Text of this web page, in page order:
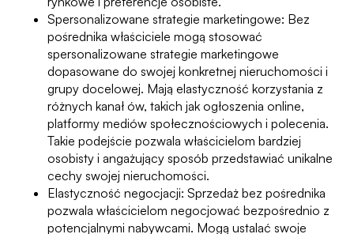
Spersonalizowane strategie marketingowe: Bez
pośrednika właściciele mogą stosować
spersonalizowane strategie marketingowe
dopasowane do swojej konkretnej nieruchomości i
grupy docelowej. Mają elastyczność korzystania z
różnych kanał ów, takich jak ogłoszenia online,
platformy mediów społecznościowych i polecenia.
Takie podejście pozwala właścicielom bardziej
osobisty i angażujący sposób przedstawiać unikalne
cechy swojej nieruchomości.
Elastyczność negocjacji: Sprzedaż bez pośrednika
pozwala właścicielom negocjować bezpośrednio z
potencjalnymi nabywcami. Mogą ustalać swoje